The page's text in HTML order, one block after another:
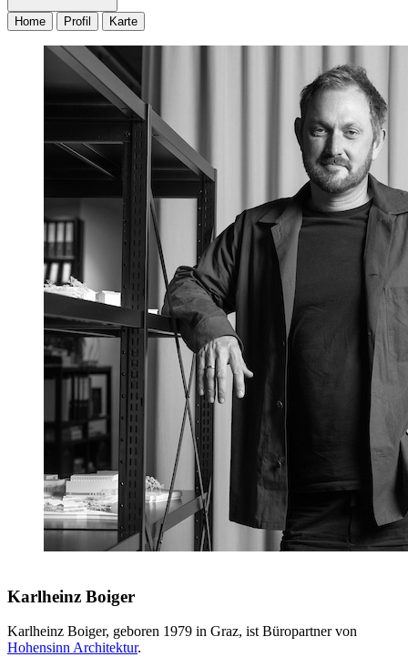
Home Profil Karte
Karlheinz Boiger
Karlheinz Boiger, geboren 1979 in Graz, ist Büropartner von
Hohensinn Architektur.